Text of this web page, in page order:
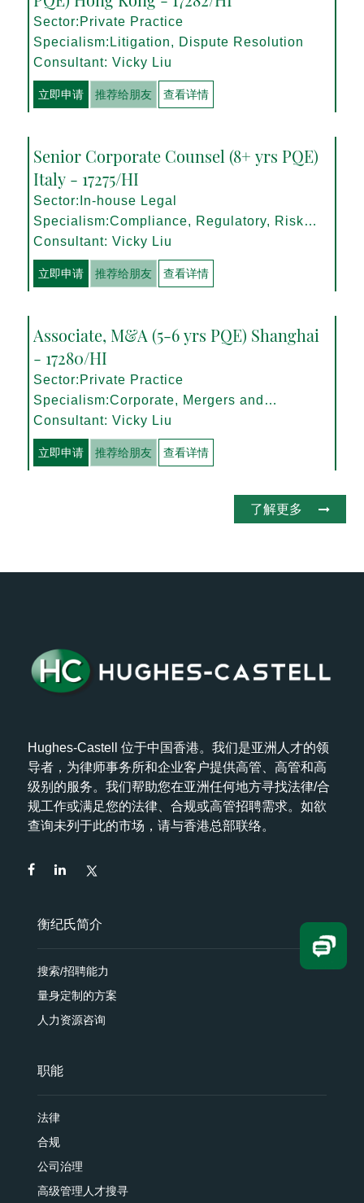
Sector:Private Practice
Specialism:Litigation, Dispute Resolution
Consultant: Vicky Liu
立即申请 推荐给朋友 查看详情
Senior Corporate Counsel (8+ yrs PQE)
Italy - 17275/HI
Sector:In-house Legal
Specialism:Compliance, Regulatory, Risk
Management
Consultant: Vicky Liu
立即申请 推荐给朋友 查看详情
Associate, M&A (5-6 yrs PQE) Shanghai
- 17280/HI
Sector:Private Practice
Specialism:Corporate, Mergers and
Acquisitions
Consultant: Vicky Liu
立即申请 推荐给朋友 查看详情
了解更多
Hughes-Castell 位于中国香港。我们是亚洲人才的领
导者，为律师事务所和企业客户提供高管、高管和高
级别的服务。我们帮助您在亚洲任何地方寻找法律/合
规工作或满足您的法律、合规或高管招聘需求。如欲
查询未列于此的市场，请与香港总部联络。
衡纪氏简介
搜索/招聘能力
量身定制的方案
人力资源咨询
职能
法律
合规
公司治理
高级管理人才搜寻